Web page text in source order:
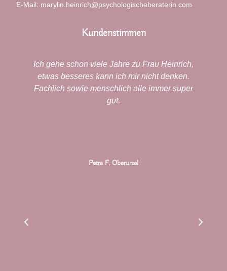
E-Mail: marylin.heinrich@psychologischeberaterin.com
Kundenstimmen
Ich gehe schon viele Jahre zu Frau Heinrich,
etwas besseres kann ich mir nicht denken.
Fachlich sowie menschlich alle immer super
Petra F. Oberursel